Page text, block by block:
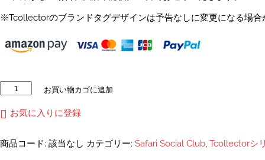
※Tcollectorのブランドタグデザインは予告なしに変更になる場合
グ
ビ
カ
お買い物カゴに追加
お気に入りに登録
商品コード: 該当なし カテゴリー: Safari Social Club, Tcollectorシ